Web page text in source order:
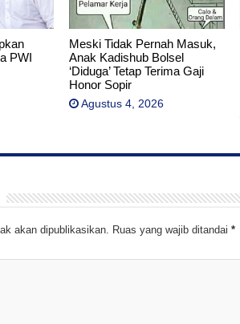
PWI
Meski Tidak Pernah Masuk,
Anak Kadishub Bolsel
‘Diduga’ Tetap Terima Gaji
Honor Sopir
Agustus 4, 2026
akan dipublikasikan. Ruas yang wajib ditandai *